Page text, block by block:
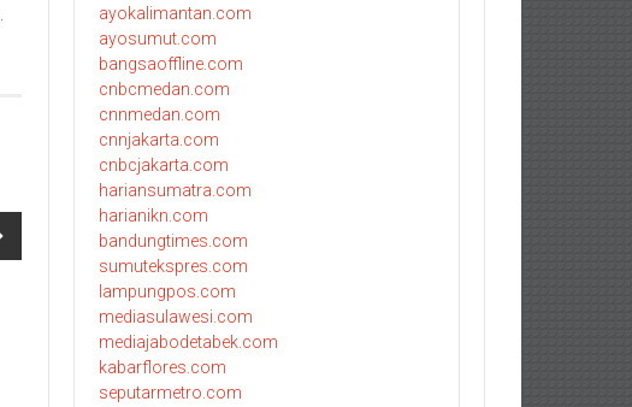
ayokalimantan.com
ayosumut.com
bangsaoffline.com
cnbcmedan.com
cnnmedan.com
cnnjakarta.com
cnbcjakarta.com
hariansumatra.com
harianikn.com
bandungtimes.com
sumutekspres.com
lampungpos.com
mediasulawesi.com
mediajabodetabek.com
kabarflores.com
seputarmetro.com